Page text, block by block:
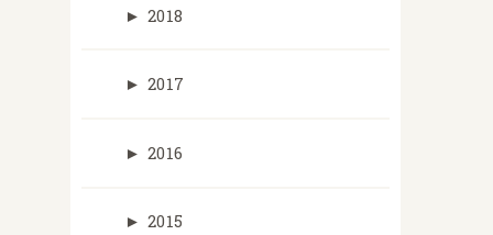
► 2018
► 2017
► 2016
► 2015